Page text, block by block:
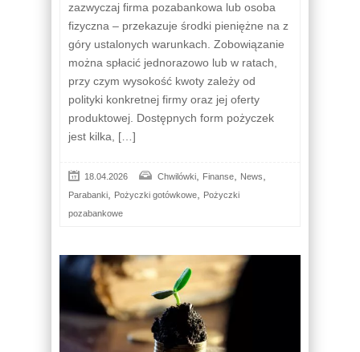
zazwyczaj firma pozabankowa lub osoba
fizyczna – przekazuje środki pieniężne na z
góry ustalonych warunkach. Zobowiązanie
można spłacić jednorazowo lub w ratach,
przy czym wysokość kwoty zależy od
polityki konkretnej firmy oraz jej oferty
produktowej. Dostępnych form pożyczek
jest kilka, […]
18.04.2026 Chwilówki, Finanse, News,
Parabanki, Pożyczki gotówkowe, Pożyczki
pozabankowe